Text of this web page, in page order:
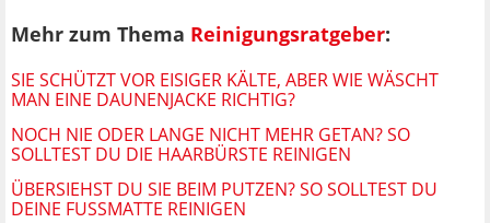
Mehr zum Thema Reinigungsratgeber:
SIE SCHÜTZT VOR EISIGER KÄLTE, ABER WIE WÄSCHT
MAN EINE DAUNENJACKE RICHTIG?
NOCH NIE ODER LANGE NICHT MEHR GETAN? SO
SOLLTEST DU DIE HAARBÜRSTE REINIGEN
ÜBERSIEHST DU SIE BEIM PUTZEN? SO SOLLTEST DU
DEINE FUSSMATTE REINIGEN